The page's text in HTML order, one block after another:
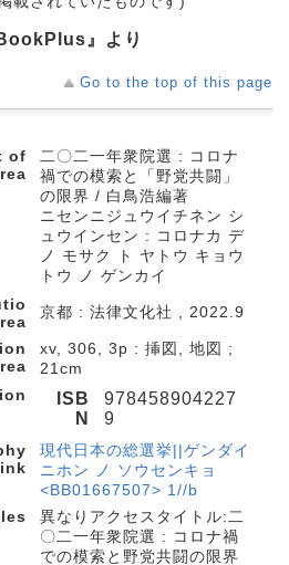
』より
Go to the top of this page
of
二〇二一年衆院選 : コロナ
禍での模索と「野党共闘」
の限界 / 白鳥浩編著
ニセンニジュウイチネン シ
ュウインセン : コロナカ デ
ノ モサク ト ヤトウ キョウ
トウ ノ ゲンカイ
京都 : 法律文化社 , 2022.9
xv, 306, 3p : 挿図, 地図 ;
21cm
ISB
N
978458904227
9
現代日本の総選挙||ゲンダイ
ニホン ノ ソウセンキョ
<BB01667507> 1//b
異なりアクセスタイトル:二
〇二一年衆院選 : コロナ禍
での模索と野党共闘の限界